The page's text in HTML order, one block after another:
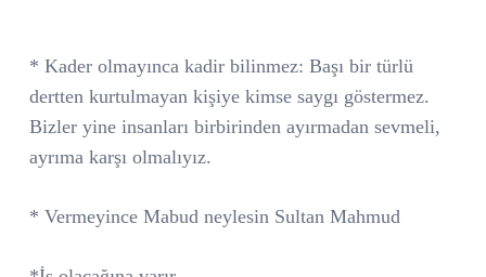
* Kader olmayınca kadir bilinmez: Başı bir türlü
dertten kurtulmayan kişiye kimse saygı göstermez.
Bizler yine insanları birbirinden ayırmadan sevmeli,
ayrıma karşı olmalıyız.
* Vermeyince Mabud neylesin Sultan Mahmud